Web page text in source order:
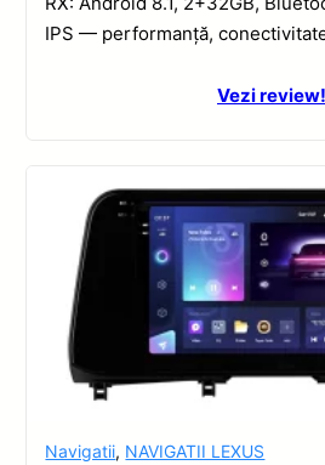
IPS — performanță,
Vezi review!
Navigatii, NAVIGATII LEXUS